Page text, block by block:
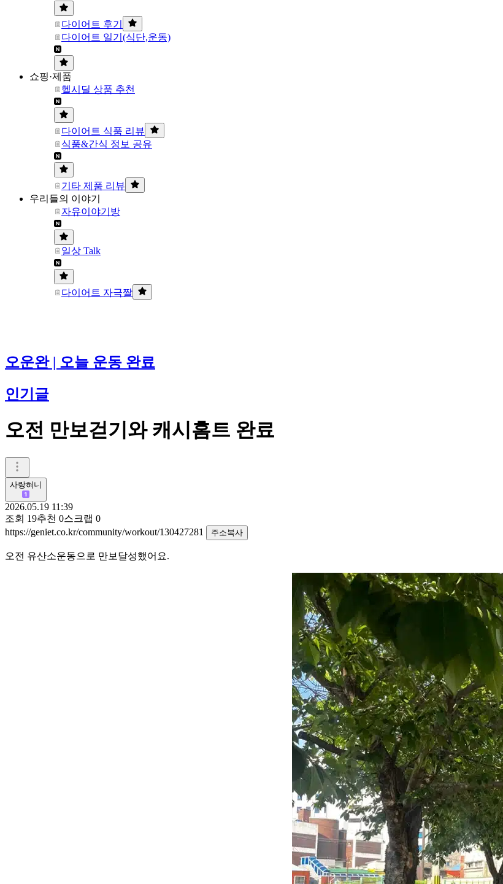
다이어트 후기
다이어트 일기(식단,운동)
쇼핑·제품
헬시딜 상품 추천
다이어트 식품 리뷰
식품&간식 정보 공유
기타 제품 리뷰
우리들의 이야기
자유이야기방
일상 Talk
다이어트 자극짤
오운완 | 오늘 운동 완료
인기글
오전 만보걷기와 캐시홈트 완료
사랑혀니
2026.05.19 11:39
조회 19추천 0스크랩 0
https://geniet.co.kr/community/workout/130427281
주소복사
오전 유산소운동으로 만보달성했어요.